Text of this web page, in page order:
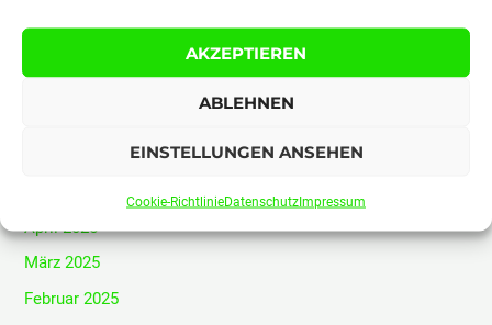
AKZEPTIEREN
ABLEHNEN
EINSTELLUNGEN ANSEHEN
Cookie-RichtlinieDatenschutzImpressum
August 2025
April 2025
März 2025
Februar 2025